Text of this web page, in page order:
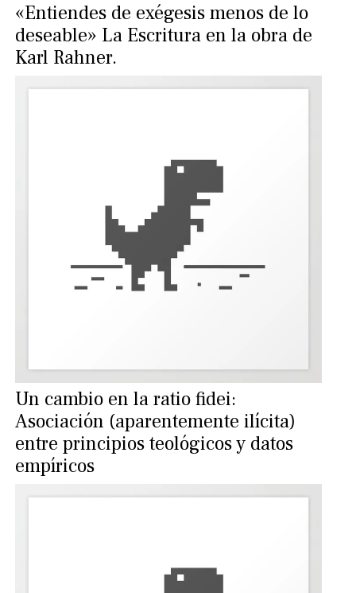
«Entiendes de exégesis menos de lo
deseable» La Escritura en la obra de
Karl Rahner.
Un cambio en la ratio fidei:
Asociación (aparentemente ilícita)
entre principios teológicos y datos
empíricos